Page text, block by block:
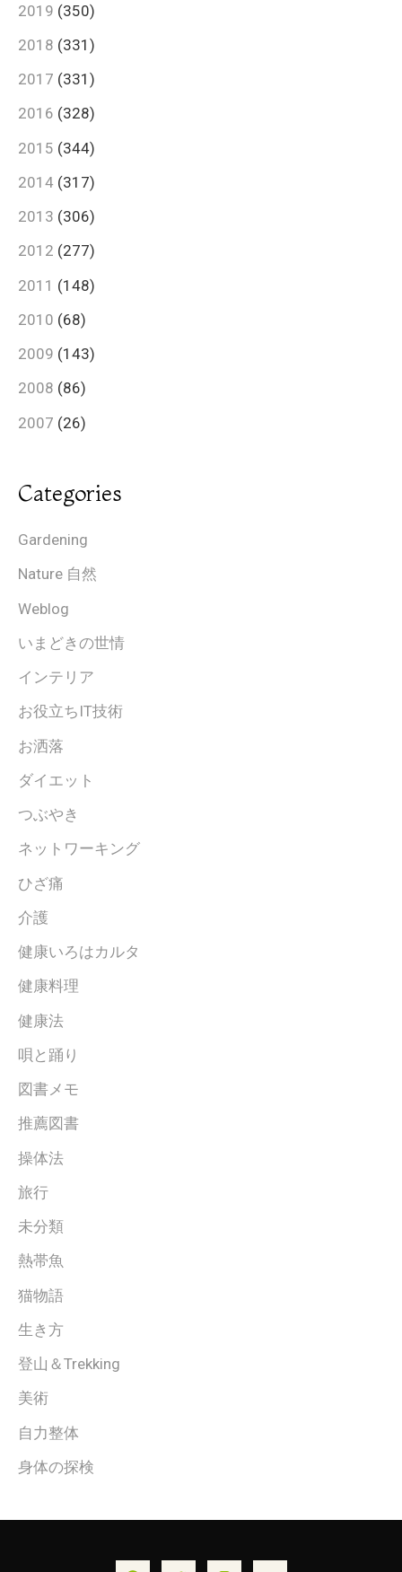
2019 (350)
2018 (331)
2017 (331)
2016 (328)
2015 (344)
2014 (317)
2013 (306)
2012 (277)
2011 (148)
2010 (68)
2009 (143)
2008 (86)
2007 (26)
Categories
Gardening
Nature 自然
Weblog
いまどきの世情
インテリア
お役立ちIT技術
お洒落
ダイエット
つぶやき
ネットワーキング
ひざ痛
介護
健康いろはカルタ
健康料理
健康法
唄と踊り
図書メモ
推薦図書
操体法
旅行
未分類
熱帯魚
猫物語
生き方
登山＆Trekking
美術
自力整体
身体の探検